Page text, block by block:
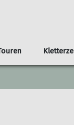
Alpin
Prävention
Mitmachen
Newsletter